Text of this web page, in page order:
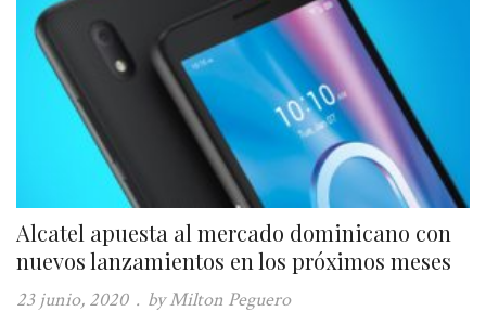
Alcatel apuesta al mercado dominicano con
nuevos lanzamientos en los próximos meses
23 junio, 2020 . by Milton Peguero